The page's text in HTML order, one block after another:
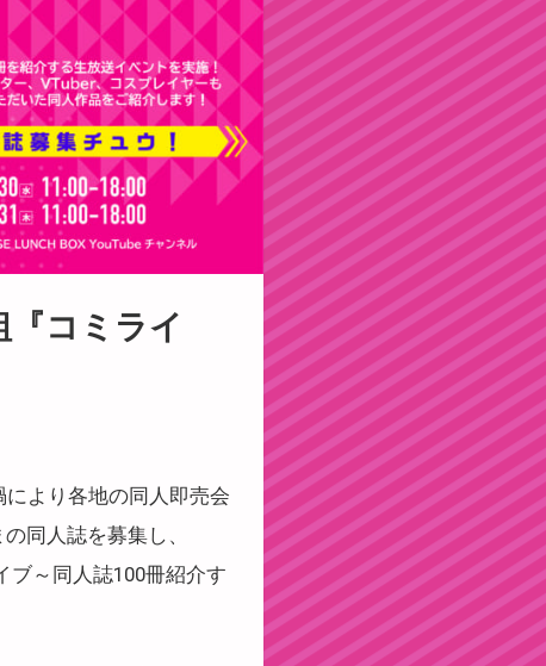
『コミライ
により各地の同人即売会
同人誌を募集し、
ブ～同人誌100冊紹介す